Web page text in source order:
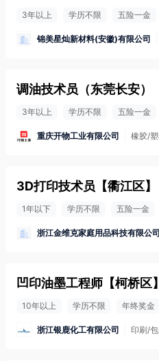
3年以上 学历不限 五险一金
锦美星灿新材料(安徽)有限公司
调油技术员（东莞长安）
3年以上 学历不限 五险一金
重庆开物工业有限公司 橡胶/
3D打印技术员 【衢江区】
1年以下 学历不限 五险一金
浙江金维克家庭用品科技有限公司
凹印油墨工程师 【柯桥区】
10年以上 学历不限 年终奖金
浙江银鹿化工有限公司 印刷/